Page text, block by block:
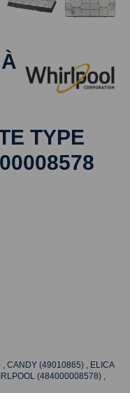
TYPE
CANDY (49010865) , ELICA
(484000008578) ,